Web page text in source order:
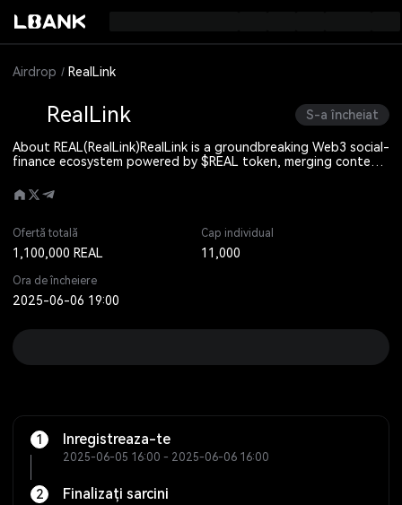
Airdrop RealLink
RealLink S-a încheiat
About REAL(RealLink)RealLink is a groundbreaking Web3 social-
finance ecosystem powered by $REAL token, merging content
"Social-to-Earn" model. Key products include: BuzzCast: Top
20 global video social app Tada: Leading voice-based social
RealLink stands out through: Authentic user-driven growth
$REAL token incentives Multi-chain compatibility Decentralized
scalability
Ofertă totală
1,100,000 REAL
Cap individual
11,000
Ora de încheiere
2025-06-06 19:00
1 Inregistreaza-te
2025-06-05 16:00 - 2025-06-06 16:00
2 Finalizați sarcini